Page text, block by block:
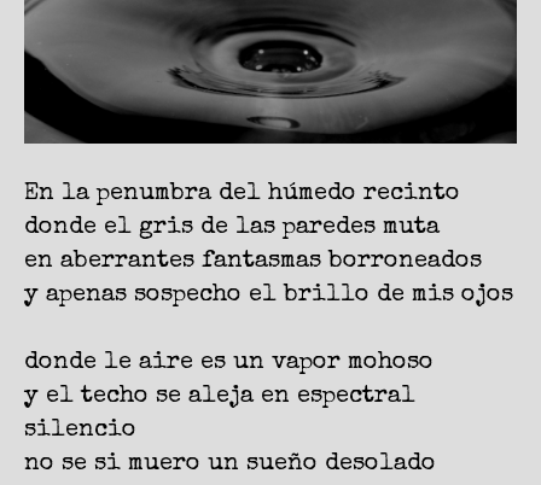
En la penumbra del húmedo recinto
donde el gris de las paredes muta
en aberrantes fantasmas borroneados
y apenas sospecho el brillo de mis ojos
donde le aire es un vapor mohoso
y el techo se aleja en espectral
silencio
no se si muero un sueño desolado